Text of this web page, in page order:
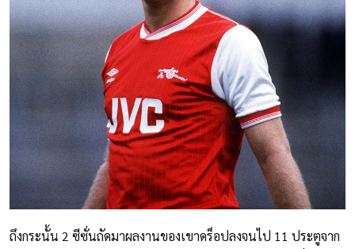
ถึงกระนั้น 2 ซีซั่นถัดมาผลงานของเขาดร็อปลงจนไป 11 ประตูจาก